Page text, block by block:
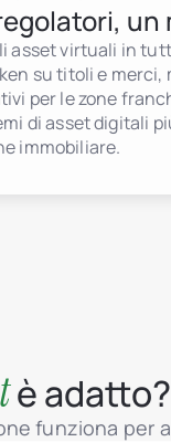
un
asset virtuali in
su titoli e merci,
per le zone
di asset digitali
immobiliare.
è adatto?
funziona per